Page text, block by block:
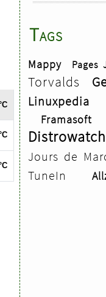
Tags
Mappy Pages
Torvalds
Linuxpedia
Framasoft
Distrowatch
Jours de
TuneIn